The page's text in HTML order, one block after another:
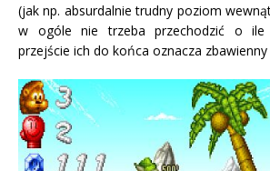
(jak np. absurdalnie trudny poziom
w ogóle nie trzeba przechodzić o ile
przejście ich do końca oznacza zbawienny